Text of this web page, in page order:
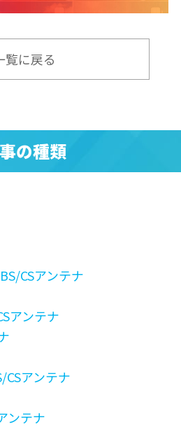
覧に戻る
の種類
CSアンテナ
アンテナ
アンテナ
ンテナ